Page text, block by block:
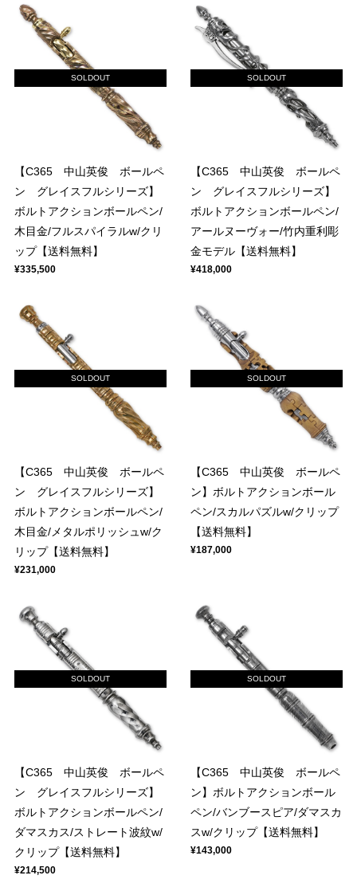
SOLDOUT
【C365 中山英俊 ボールペ
ン グレイスフルシリーズ】
ボルトアクションボールペン/
木目金/フルスパイラルw/クリ
ップ【送料無料】
¥335,500
SOLDOUT
【C365 中山英俊 ボールペ
ン グレイスフルシリーズ】
ボルトアクションボールペン/
アールヌーヴォー/竹内重利彫
金モデル【送料無料】
¥418,000
SOLDOUT
【C365 中山英俊 ボールペ
ン グレイスフルシリーズ】
ボルトアクションボールペン/
木目金/メタルポリッシュw/ク
リップ【送料無料】
¥231,000
SOLDOUT
【C365 中山英俊 ボールペ
ン】ボルトアクションボール
ペン/スカルパズルw/クリップ
【送料無料】
¥187,000
SOLDOUT
【C365 中山英俊 ボールペ
ン グレイスフルシリーズ】
ボルトアクションボールペン/
ダマスカス/ストレート波紋w/
クリップ【送料無料】
¥214,500
SOLDOUT
【C365 中山英俊 ボールペ
ン】ボルトアクションボール
ペン/バンブースピア/ダマスカ
スw/クリップ【送料無料】
¥143,000